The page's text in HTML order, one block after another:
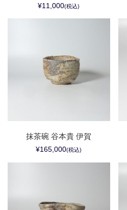
¥11,000(税込)
抹茶碗 谷本貴 伊賀
¥165,000(税込)